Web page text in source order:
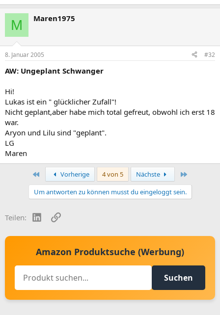
M Maren1975
8. Januar 2005 #32
AW: Ungeplant Schwanger
Hi!
Lukas ist ein " glücklicher Zufall"!
Nicht geplant,aber habe mich total gefreut, obwohl ich erst 18
war.
Aryon und Lilu sind "geplant".
LG
Maren
Erste Vorherige 4 von 5 Nächste
Um antworten zu können musst du eingeloggt sein.
Teilen: LinkedInLink
Amazon Produktsuche (Werbung)
Suchen